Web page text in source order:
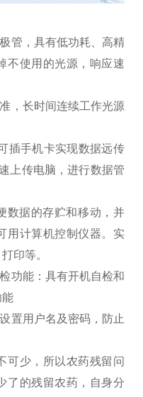
，具有低功耗、高精
不使用的光源，响应速
长时间连续工作光源
手机卡实现数据远传
上传电脑，进行数据管
据的存贮和移动，并
用计算机控制仪器。实
印等。
能：具有开机自检和
能
用户名及密码，防止
少，所以农药残留问
了的残留农药，自身分